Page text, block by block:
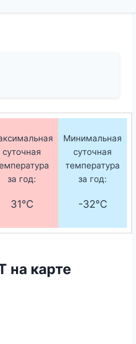
суточная
за год:
31°C
Минимальная
суточная
температура
за год:
-32°C
на карте